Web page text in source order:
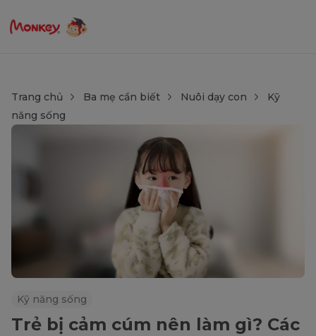
Trang chủ Ba mẹ cần biết Nuôi dạy con
Kỹ
năng sống
Kỹ năng sống
Trẻ bị cảm cúm nên làm gì? Các